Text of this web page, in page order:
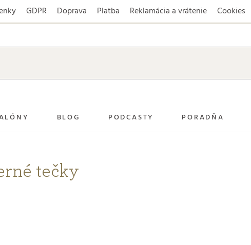
GDPR Doprava Platba Reklamácia a vrátenie Cookies
BLOG PODCASTY PORADŇA
tečky